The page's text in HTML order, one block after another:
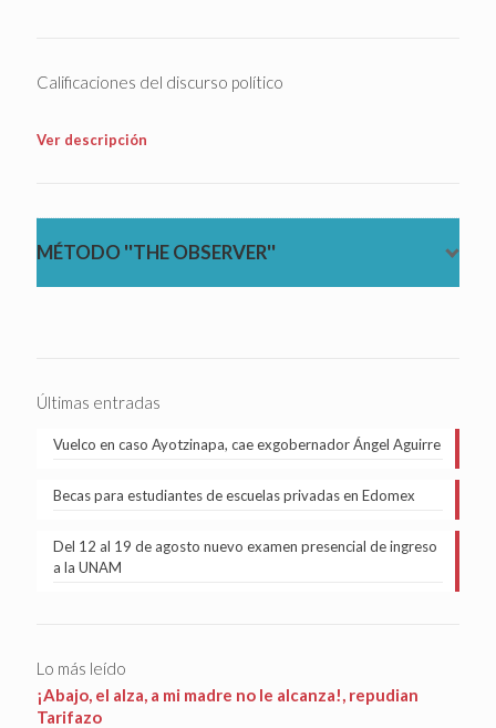
Calificaciones del discurso político
Ver descripción
MÉTODO ''THE OBSERVER''
Últimas entradas
Vuelco en caso Ayotzinapa, cae exgobernador Ángel Aguirre
Becas para estudiantes de escuelas privadas en Edomex
Del 12 al 19 de agosto nuevo examen presencial de ingreso
a la UNAM
Lo más leído
¡Abajo, el alza, a mi madre no le alcanza!, repudian
Tarifazo